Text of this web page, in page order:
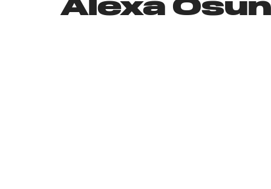
Alexa